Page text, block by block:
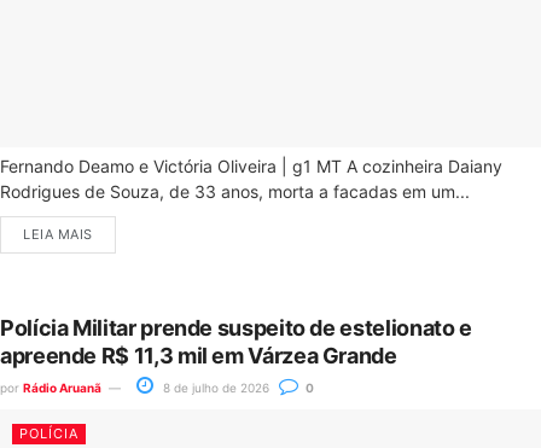
Fernando Deamo e Victória Oliveira | g1 MT A cozinheira Daiany
Rodrigues de Souza, de 33 anos, morta a facadas em um...
LEIA MAIS
Polícia Militar prende suspeito de estelionato e
apreende R$ 11,3 mil em Várzea Grande
por Rádio Aruanã 8 de julho de 2026 0
POLÍCIA